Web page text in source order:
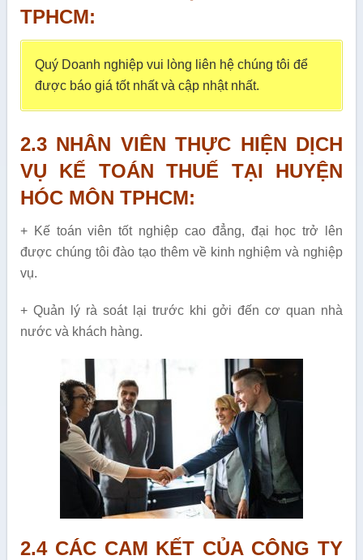
TPHCM:
Quý Doanh nghiệp vui lòng liên hệ chúng tôi để
được báo giá tốt nhất và cập nhật nhất.
2.3 NHÂN VIÊN THỰC HIỆN DỊCH
VỤ KẾ TOÁN THUẾ TẠI HUYỆN
HÓC MÔN TPHCM:
+ Kế toán viên tốt nghiệp cao đẳng, đại học trở lên
được chúng tôi đào tạo thêm về kinh nghiệm và nghiệp
vụ.
+ Quản lý rà soát lại trước khi gởi đến cơ quan nhà
nước và khách hàng.
2.4 CÁC CAM KẾT CỦA CÔNG TY